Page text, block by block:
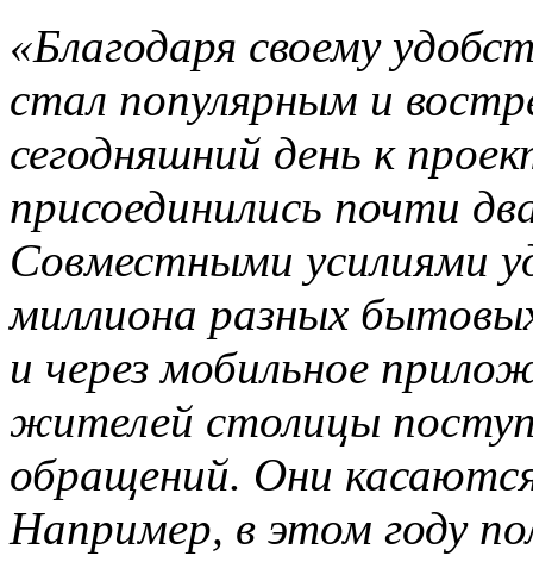
«Благодаря своему
стал популярным и
сегодняшний день к
присоединились почти
Совместными усилиями
миллиона разных
и через мобильное
жителей столицы
обращений. Они
Например, в этом году